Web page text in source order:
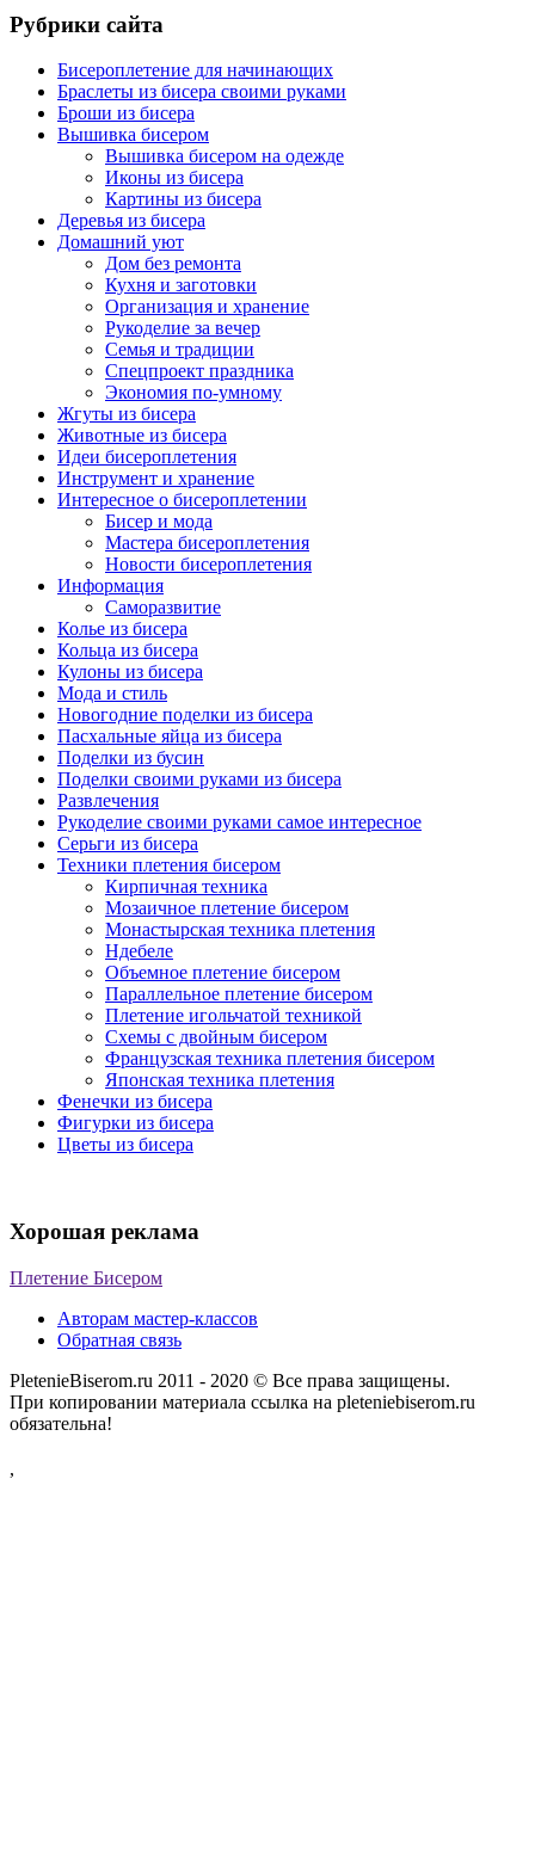
Рубрики сайта
Бисероплетение для начинающих
Браслеты из бисера своими руками
Броши из бисера
Вышивка бисером
Вышивка бисером на одежде
Иконы из бисера
Картины из бисера
Деревья из бисера
Домашний уют
Дом без ремонта
Кухня и заготовки
Организация и хранение
Рукоделие за вечер
Семья и традиции
Спецпроект праздника
Экономия по-умному
Жгуты из бисера
Животные из бисера
Идеи бисероплетения
Инструмент и хранение
Интересное о бисероплетении
Бисер и мода
Мастера бисероплетения
Новости бисероплетения
Информация
Саморазвитие
Колье из бисера
Кольца из бисера
Кулоны из бисера
Мода и стиль
Новогодние поделки из бисера
Пасхальные яйца из бисера
Поделки из бусин
Поделки своими руками из бисера
Развлечения
Рукоделие своими руками самое интересное
Серьги из бисера
Техники плетения бисером
Кирпичная техника
Мозаичное плетение бисером
Монастырская техника плетения
Ндебеле
Объемное плетение бисером
Параллельное плетение бисером
Плетение игольчатой техникой
Схемы с двойным бисером
Французская техника плетения бисером
Японская техника плетения
Фенечки из бисера
Фигурки из бисера
Цветы из бисера
Хорошая реклама
Плетение Бисером
Авторам мастер-классов
Обратная связь
PletenieBiserom.ru 2011 - 2020 © Все права защищены.
При копировании материала ссылка на pleteniebiserom.ru
обязательна!
,